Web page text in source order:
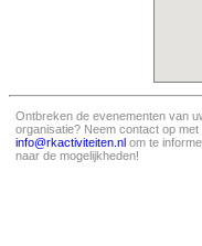
Ontbreken de evenementen van
organisatie? Neem contact op met
info@rkactiviteiten.nl om te
naar de mogelijkheden!